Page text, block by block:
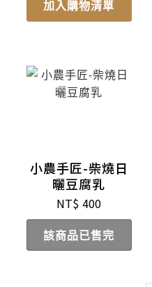
加入購物清單
小農手匠-柴燒日
曬豆腐乳
NT$ 400
該商品已售完